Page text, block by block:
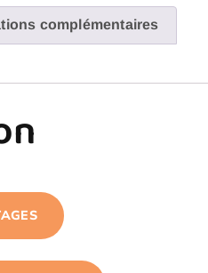
complémentaires